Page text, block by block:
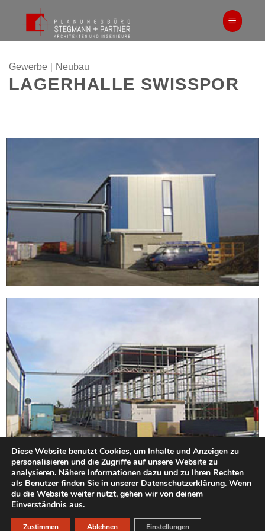
Gewerbe Neubau
LAGERHALLE SWISSPOR
DATENSCHUTZ IMPRESSUM
Diese Website benutzt Cookies, um Inhalte und Anzeigen zu
personalisieren und die Zugriffe auf unsere Website zu
analysieren. Nähere Informationen dazu und zu Ihren Rechten
als Benutzer finden Sie in unserer Datenschutzerklärung. Wenn
du die Website weiter nutzt, gehen wir von deinem
Einverständnis aus.
Zustimmen Ablehnen Einstellungen